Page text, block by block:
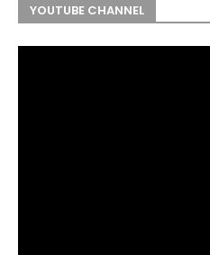
YOUTUBE CHANNEL